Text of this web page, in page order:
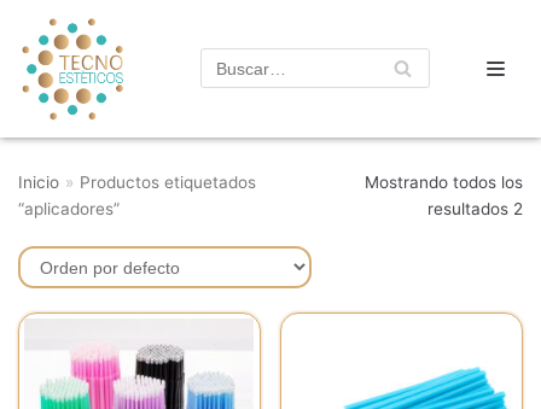
Saltar
al
contenido
Inicio » Productos etiquetados
“aplicadores”
Mostrando todos los
resultados 2